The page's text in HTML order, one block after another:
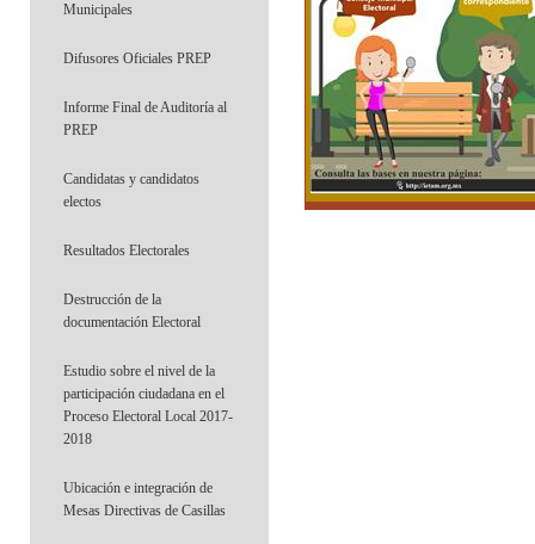
Municipales
Difusores Oficiales PREP
Informe Final de Auditoría al
PREP
Candidatas y candidatos
electos
Resultados Electorales
Destrucción de la
documentación Electoral
Estudio sobre el nivel de la
participación ciudadana en el
Proceso Electoral Local 2017-
2018
Ubicación e integración de
Mesas Directivas de Casillas